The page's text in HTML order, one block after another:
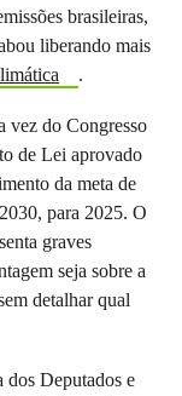
brasileiras,
liberando mais
.
vez do Congresso
de Lei aprovado
da meta de
para 2025. O
graves
seja sobre a
detalhar qual
dos Deputados e